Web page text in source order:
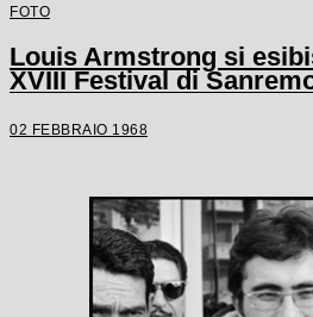
FOTO
Louis Armstrong si
XVIII Festival di
02 FEBBRAIO 1968